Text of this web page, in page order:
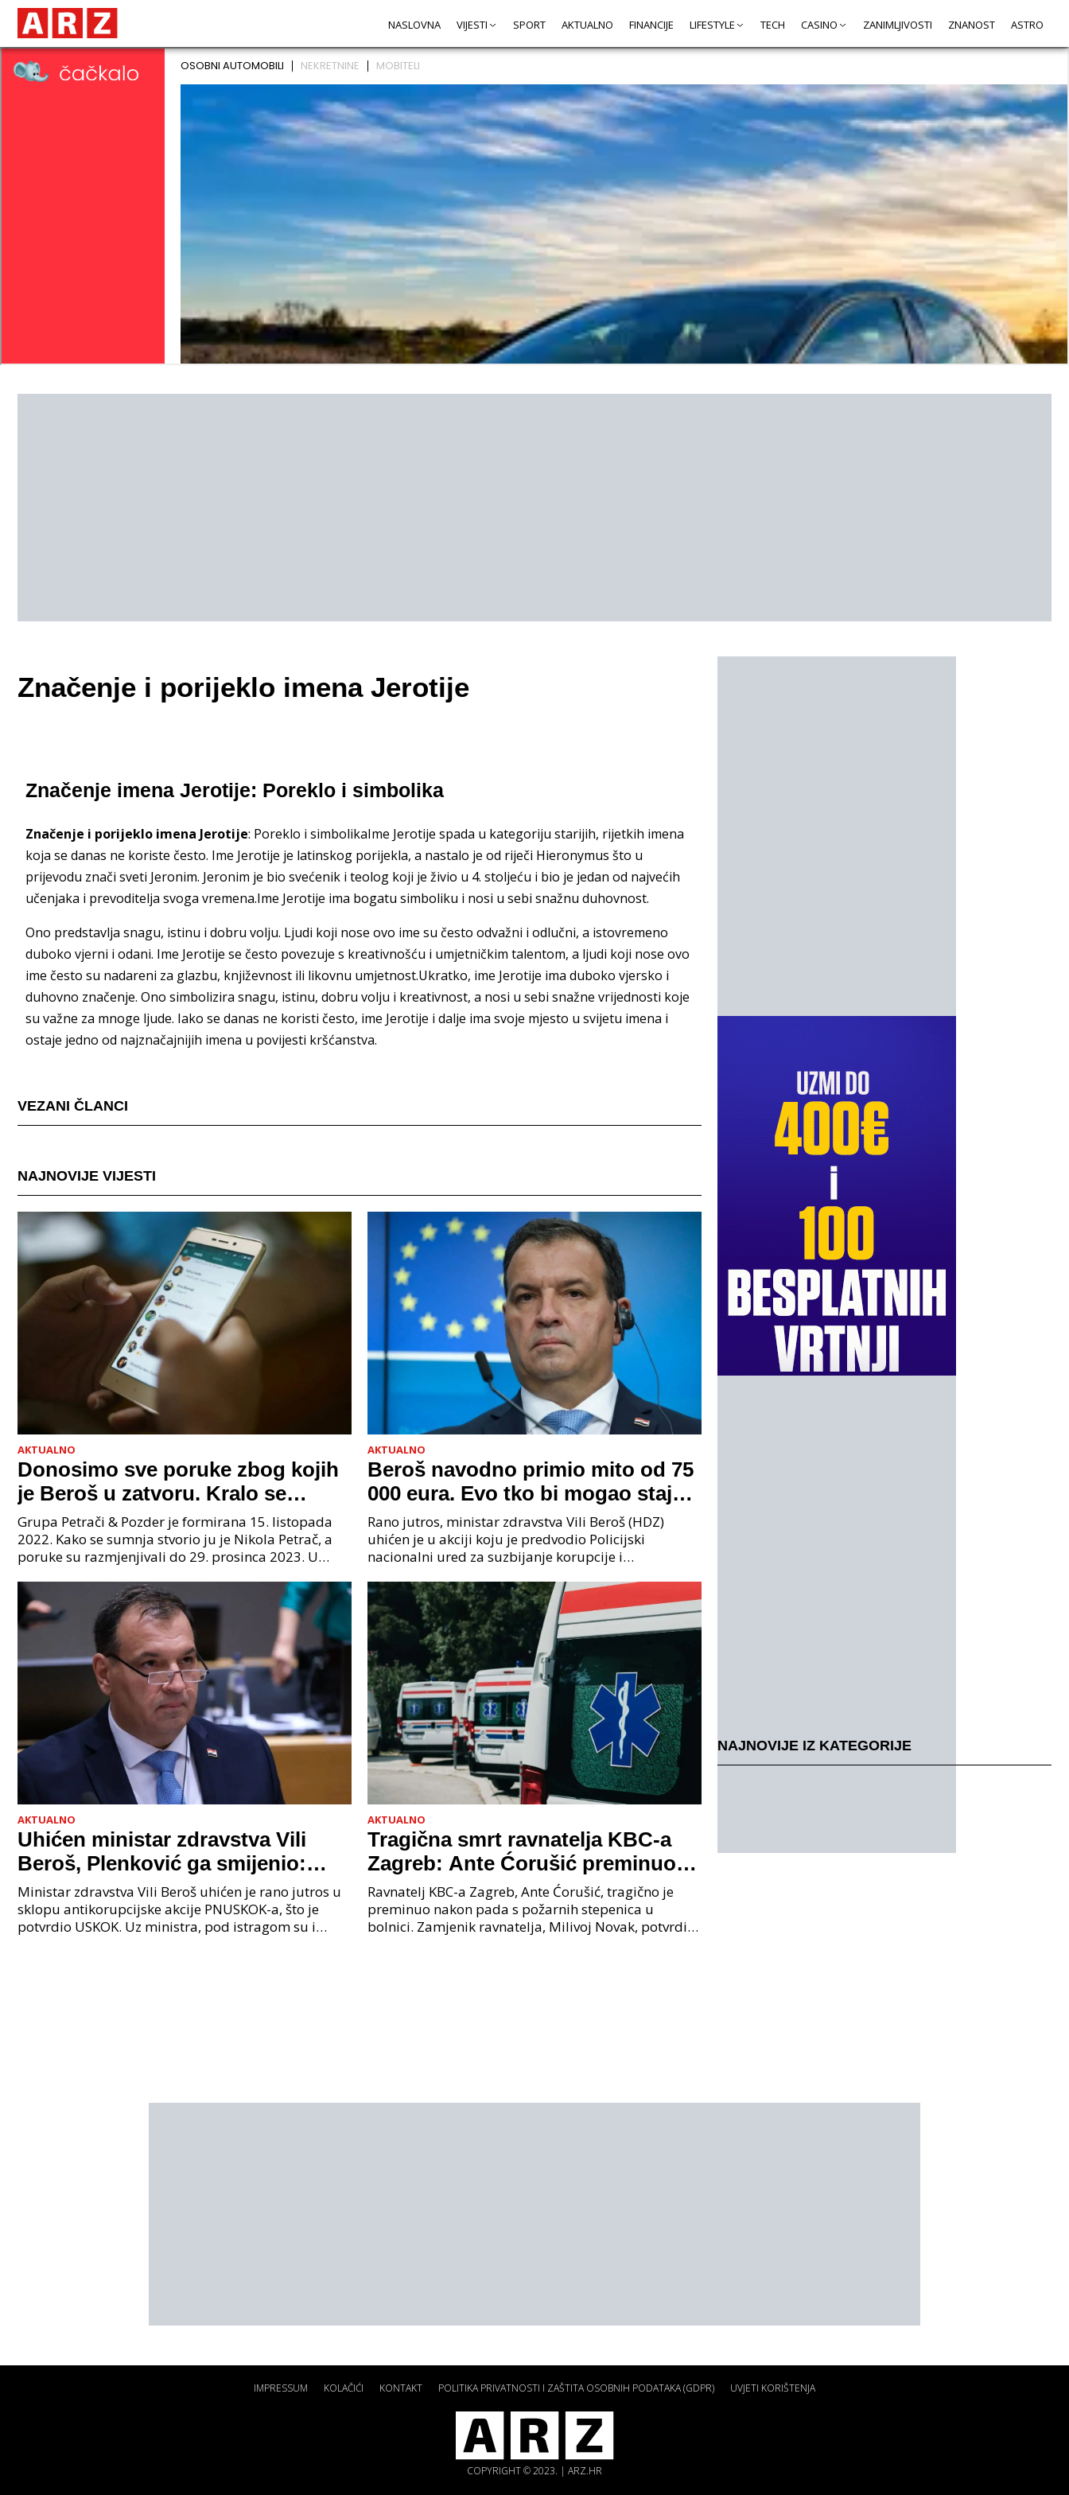
NASLOVNA VIJESTI SPORT AKTUALNO FINANCIJE LIFESTYLE TECH CASINO ZANIMLJIVOSTI ZNANOST ASTRO
Značenje i porijeklo imena Jerotije
Značenje imena Jerotije: Poreklo i simbolika
Značenje i porijeklo imena Jerotije: Poreklo i simbolikaIme Jerotije spada u kategoriju starijih, rijetkih imena
koja se danas ne koriste često. Ime Jerotije je latinskog porijekla, a nastalo je od riječi Hieronymus što u
prijevodu znači sveti Jeronim. Jeronim je bio svećenik i teolog koji je živio u 4. stoljeću i bio je jedan od najvećih
učenjaka i prevoditelja svoga vremena.Ime Jerotije ima bogatu simboliku i nosi u sebi snažnu duhovnost.
Ono predstavlja snagu, istinu i dobru volju. Ljudi koji nose ovo ime su često odvažni i odlučni, a istovremeno
duboko vjerni i odani. Ime Jerotije se često povezuje s kreativnošću i umjetničkim talentom, a ljudi koji nose ovo
ime često su nadareni za glazbu, književnost ili likovnu umjetnost.Ukratko, ime Jerotije ima duboko vjersko i
duhovno značenje. Ono simbolizira snagu, istinu, dobru volju i kreativnost, a nosi u sebi snažne vrijednosti koje
su važne za mnoge ljude. Iako se danas ne koristi često, ime Jerotije i dalje ima svoje mjesto u svijetu imena i
ostaje jedno od najznačajnijih imena u povijesti kršćanstva.
VEZANI ČLANCI
NAJNOVIJE VIJESTI
AKTUALNO
Donosimo sve poruke zbog kojih
je Beroš u zatvoru. Kralo se
godinama. Tko će iz vlade biti
sljedeći uhićen?
Grupa Petrači & Pozder je formirana 15. listopada
2022. Kako se sumnja stvorio ju je Nikola Petrač, a
poruke su razmjenjivali do 29. prosinca 2023. U
AKTUALNO
Beroš navodno primio mito od 75
000 eura. Evo tko bi mogao stajati
na čelu zločinačkog udruženja
Rano jutros, ministar zdravstva Vili Beroš (HDZ)
uhićen je u akciji koju je predvodio Policijski
nacionalni ured za suzbijanje korupcije i
priopćenju USKOK
AKTUALNO
Uhićen ministar zdravstva Vili
Beroš, Plenković ga smijenio:
Istraga USKOK-a zbog korupcije
Ministar zdravstva Vili Beroš uhićen je rano jutros u
sklopu antikorupcijske akcije PNUSKOK-a, što je
potvrdio USKOK. Uz ministra, pod istragom su i
AKTUALNO
Tragična smrt ravnatelja KBC-a
Zagreb: Ante Ćorušić preminuo
nakon pada u bolnici, policija na
mjestu događaja
Ravnatelj KBC-a Zagreb, Ante Ćorušić, tragično je
preminuo nakon pada s požarnih stepenica u
bolnici. Zamjenik ravnatelja, Milivoj Novak, potvrdio
NAJNOVIJE IZ KATEGORIJE
IMPRESSUM KOLAČIĆI KONTAKT POLITIKA PRIVATNOSTI I ZAŠTITA OSOBNIH PODATAKA (GDPR) UVJETI KORIŠTENJA
COPYRIGHT © 2023. | ARZ.HR